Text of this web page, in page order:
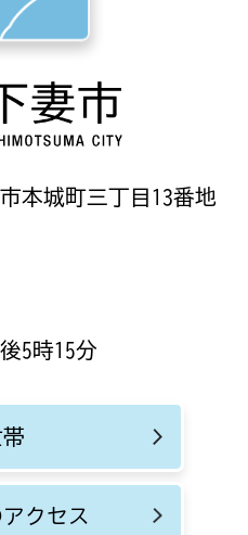
本城町三丁目13番地
5時15分
クセス